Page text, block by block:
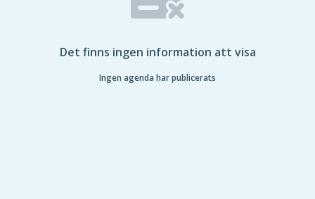
Det finns ingen information att visa
Ingen agenda har publicerats